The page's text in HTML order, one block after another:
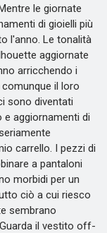
le giornate
di gioielli più
l'anno. Le tonalità
aggiornate
arricchendo i
il loro
sono diventati
aggiornamenti di
carrello. I pezzi di
a pantaloni
morbidi per un
ciò a cui riesco
sembrano
il vestito off-